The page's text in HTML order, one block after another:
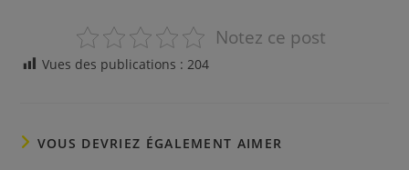
Notez ce post
Vues des publications : 204
VOUS DEVRIEZ ÉGALEMENT AIMER